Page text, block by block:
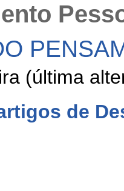
(última
de